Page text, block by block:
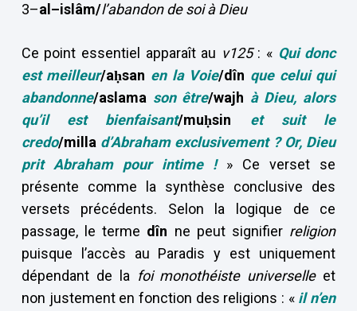
3–al–islâm/l’abandon de soi à Dieu
Ce point essentiel apparaît au v125: « Qui donc
est meilleur/aḥsan en la Voie/dîn que celui qui
abandonne/aslama son être/wajh à Dieu, alors
qu’il est bienfaisant/muḥsin et suit le
credo/milla d’Abraham exclusivement ? Or, Dieu
prit Abraham pour intime !
» Ce verset se
présente comme la synthèse conclusive des
versets précédents. Selon la logique de ce
passage, le terme dîn ne peut signifier religion
puisque l’accès au Paradis y est uniquement
dépendant de la foi monothéiste universelleet
non justement en fonction des religions : « il n’en